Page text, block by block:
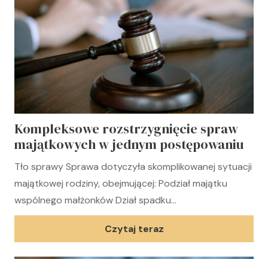
Kompleksowe rozstrzygnięcie spraw
majątkowych w jednym postępowaniu
Tło sprawy Sprawa dotyczyła skomplikowanej sytuacji
majątkowej rodziny, obejmującej: Podział majątku
wspólnego małżonków Dział spadku…
Czytaj teraz